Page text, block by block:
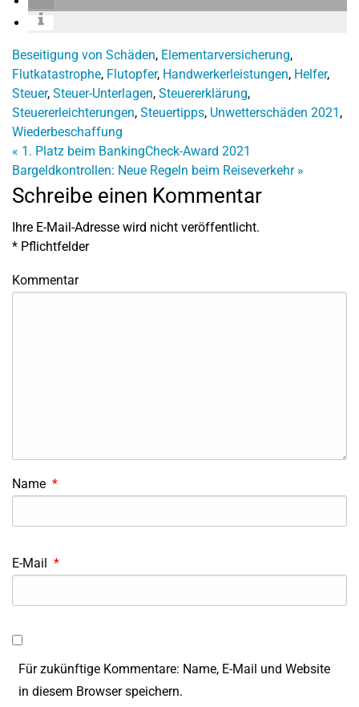
Beseitigung von Schäden, Elementarversicherung,
Flutkatastrophe, Flutopfer, Handwerkerleistungen, Helfer,
Steuer, Steuer-Unterlagen, Steuererklärung,
Steuererleichterungen, Steuertipps, Unwetterschäden 2021 ,
Wiederbeschaffung
« 1. Platz beim BankingCheck-Award 2021
Bargeldkontrollen: Neue Regeln beim Reiseverkehr »
Schreibe einen Kommentar
Ihre E-Mail-Adresse wird nicht veröffentlicht.
* Pflichtfelder
Kommentar
Name *
E-Mail *
Für zukünftige Kommentare: Name, E-Mail und Website
in diesem Browser speichern.